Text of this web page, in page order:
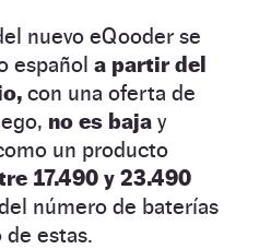
nuevo eQooder se
español a partir del
con una oferta de
no es baja y
un producto
17.490 y 23.490
número de baterías
de estas.